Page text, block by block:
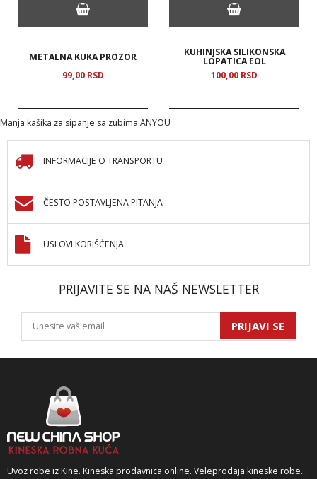
METALNA KUKA PROZOR
99,00 RSD
KUHINJSKA SILIKONSKA
LOPATICA EOL
100,00 RSD
Manja kašika za sipanje sa zubima ANYOU
INFORMACIJE O TRANSPORTU
ČESTO POSTAVLJENA PITANJA
USLOVI KORIŠĆENJA
PRIJAVITE SE NA NAŠ NEWSLETTER
PRIJAVI SE
Uvoz robe iz Kine. Kineska prodavnica online. Veleprodaja kineske robe...